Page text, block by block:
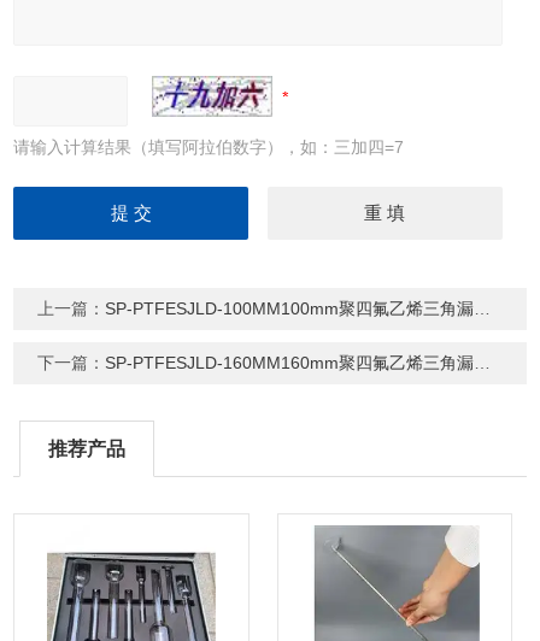
请输入计算结果（填写阿拉伯数字），如：三加四=7
上一篇： SP-PTFESJLD-100MM100mm聚四氟乙烯三角漏斗 特氟龙PTFE漏斗
下一篇： SP-PTFESJLD-160MM160mm聚四氟乙烯三角漏斗 特氟龙PTFE漏斗
推荐产品